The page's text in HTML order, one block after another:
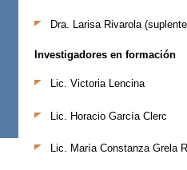
Dra. Larisa Rivarola
Investigadores en formación
Lic. Victoria Lencina
Lic. Horacio García Clerc
Lic. María Constanza Grela